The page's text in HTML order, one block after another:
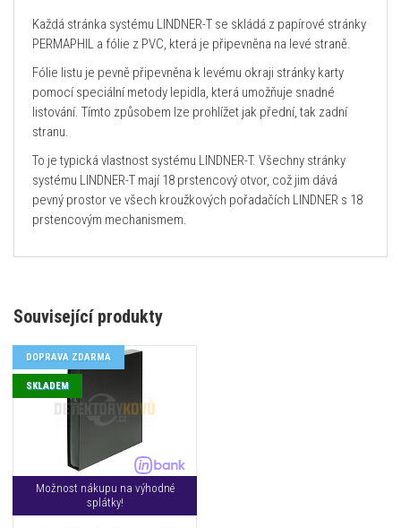
Každá stránka systému LINDNER-T se skládá z papírové stránky
PERMAPHIL a fólie z PVC, která je připevněna na levé straně.
Fólie listu je pevně připevněna k levému okraji stránky karty
pomocí speciální metody lepidla, která umožňuje snadné
listování. Tímto způsobem lze prohlížet jak přední, tak zadní
stranu.
To je typická vlastnost systému LINDNER-T. Všechny stránky
systému LINDNER-T mají 18 prstencový otvor, což jim dává
pevný prostor ve všech kroužkových pořadačích LINDNER s 18
prstencovým mechanismem.
Související produkty
Možnost nákupu na výhodné
splátky!
DOPRAVA ZDARMA
SKLADEM